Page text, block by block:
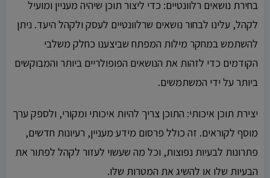
בחירת נושאים רלוונטיים: כדי ליצור תוכן שיהיה מעניין ומועיל
לקהל, עלינו לבחור נושאים שרלוונטיים לעסק ולקהל היעד. ניתן
להשתמש במחקר מילות המפתח שביצענו כחלק משלבי
הקודמים כדי לזהות את הנושאים הפופולריים ביותר והמבוקשים
ביותר על ידי המשתמשים.
יצירת תוכן איכותי: התוכן צריך להיות איכותי ומקורי, ולספק ערך
מוסף לקוראים. זה כולל פרסום מידע מעניין, רעיונות חדשים,
פתרונות לבעיות נפוצות, וכל מה שעשוי לעזור לקהל לפתור את
הבעיות שלו או להשיג את המטרות שלו.